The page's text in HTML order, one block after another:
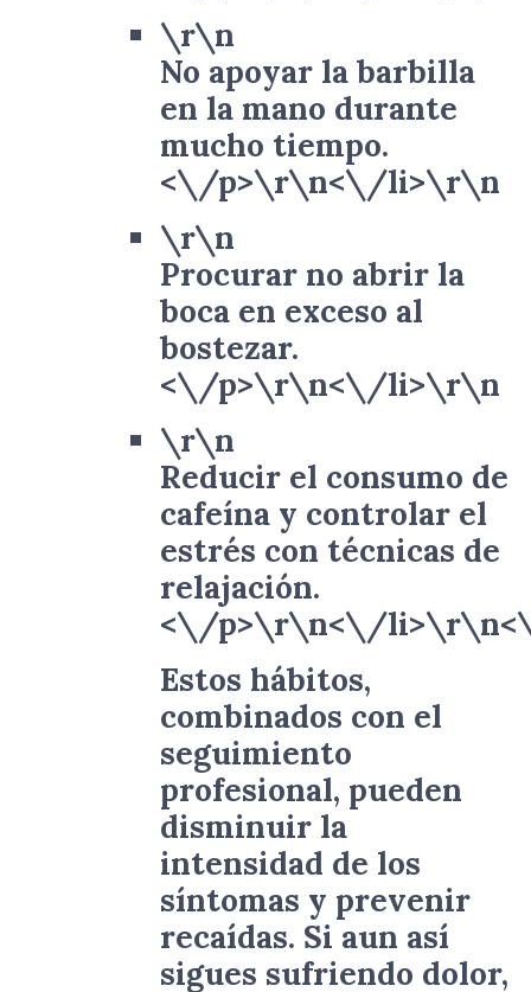
\r\n
No apoyar la barbilla
en la mano durante
mucho tiempo.
<\/p>\r\n<\/li>\r\n
\r\n
Procurar no abrir la
boca en exceso al
bostezar.
<\/p>\r\n<\/li>\r\n
\r\n
Reducir el consumo de
cafeína y controlar el
estrés con técnicas de
relajación.
<\/p>\r\n<\/
Estos hábitos,
combinados con el
seguimiento
profesional, pueden
disminuir la
intensidad de los
síntomas y prevenir
recaídas. Si aun así
sigues sufriendo dolor,